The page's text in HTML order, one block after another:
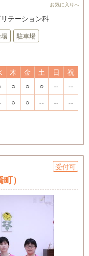
テーション科
駐車場
木 金 土 日
祝
○ ○ ○ -- --
○ ○ -- -- --
受付可
）